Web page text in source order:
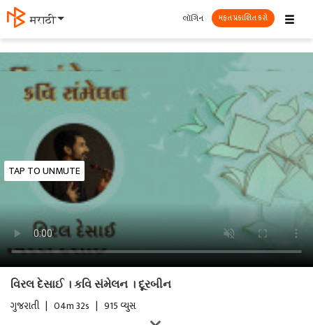
मराठी ☰
લૉગિન મફત પ્રકાશિત કરો
TAP TO UNMUTE
વિરલ દેસાઈ । કવિ સંમેલન । દૂરબીન
ગુજરાતી | 04m 32s | 915 વ્યુસ